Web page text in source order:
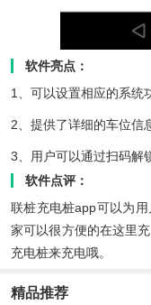
软件亮点：
1、可以设置相应的系统
2、提供了详细的车位信
3、用户可以通过扫码解
软件点评：
联桩充电桩app可以为
家可以很方便的在这里
充电桩来充电哦。
精品推荐